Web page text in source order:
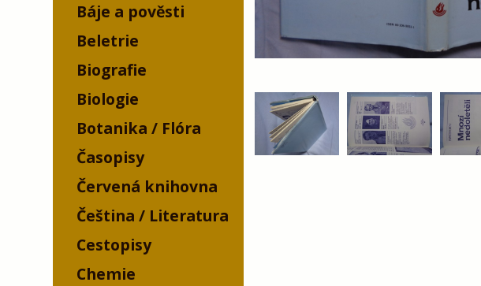
Báje a pověsti
Beletrie
Biografie
Biologie
Botanika / Flóra
Časopisy
Červená knihovna
Čeština / Literatura
Cestopisy
Chemie